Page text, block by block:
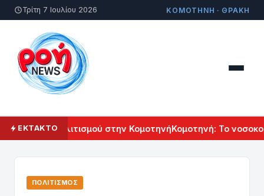
Τρίτη 7 Ιουλίου 2026 ΚΟΜΟΤΗΝΗ · ΘΡΑΚΗ
ΕΚΤΑΚΤΟΠολιτισμού στην ΚομοτηνήΚομοτηνή: Το
ΠΟΛΙΤΙΣΜΌΣ